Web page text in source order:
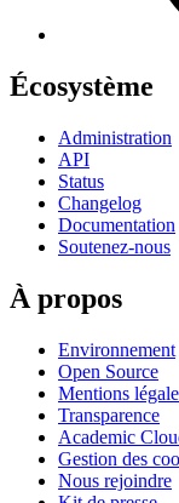
Écosystème
Administration
API
Status
Changelog
Documentation
Soutenez-nous
À propos
Environnement
Open Source
Mentions
Transparence
Academic
Gestion des
Nous rejoindre